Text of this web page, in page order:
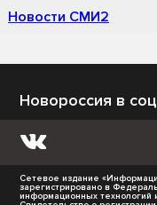
Новости СМИ2
Новороссия в
Сетевое издание
зарегистрировано в
информационных технологий